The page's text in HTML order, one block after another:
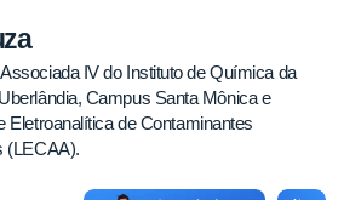
IV do Instituto de Química da
Campus Santa Mônica e
Eletroanalítica de Contaminantes
(LECAA).